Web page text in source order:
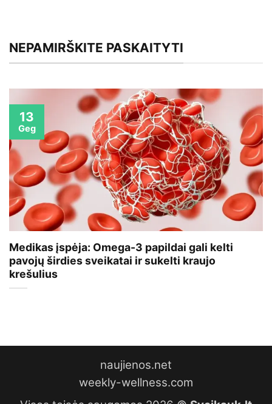
NEPAMIRŠKITE PASKAITYTI
Medikas įspėja: Omega-3 papildai gali kelti
pavojų širdies sveikatai ir sukelti kraujo
krešulius
13
Geg
naujienos.net
weekly-wellness.com